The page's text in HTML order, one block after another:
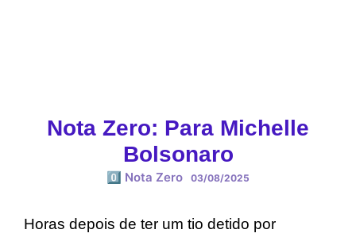
Nota Zero: Para Michelle
Bolsonaro
0️⃣ Nota Zero 03/08/2025
Horas depois de ter um tio detido por